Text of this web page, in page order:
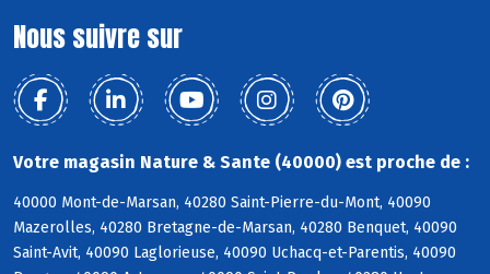
Nous suivre sur
Votre magasin Nature & Sante (40000) est proche de :
40000 Mont-de-Marsan, 40280 Saint-Pierre-du-Mont, 40090
Mazerolles, 40280 Bretagne-de-Marsan, 40280 Benquet, 40090
Saint-Avit, 40090 Laglorieuse, 40090 Uchacq-et-Parentis, 40090